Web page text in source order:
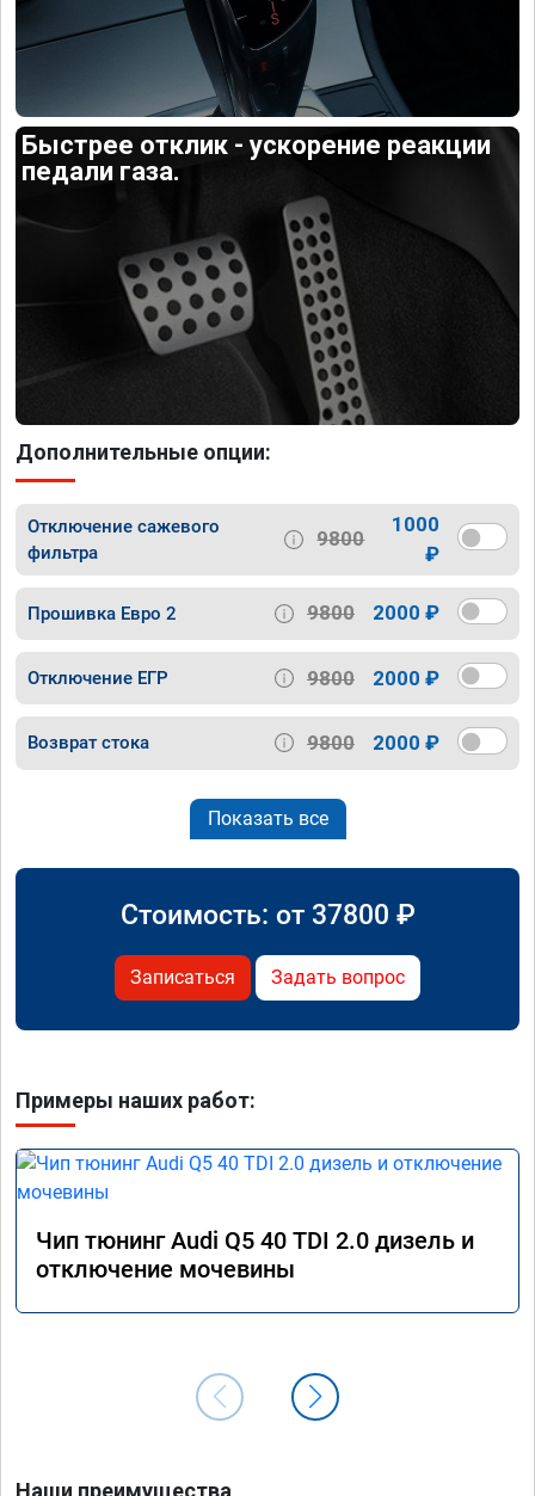
Быстрее отклик - ускорение реакции
педали газа.
Дополнительные опции:
Отключение сажевого
фильтра
9800
1000
₽
Прошивка Евро 2 9800 2000 ₽
Отключение ЕГР 9800 2000 ₽
Возврат стока 9800 2000 ₽
Показать все
Стоимость: от 37800 ₽
Записаться Задать вопрос
Примеры наших работ:
Чип тюнинг Audi Q5 40 TDI 2.0 дизель и
отключение мочевины
Наши преимущества